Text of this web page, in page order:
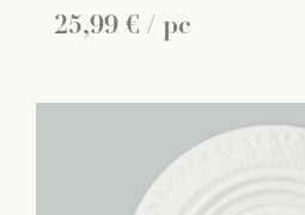
25,99 € / pc